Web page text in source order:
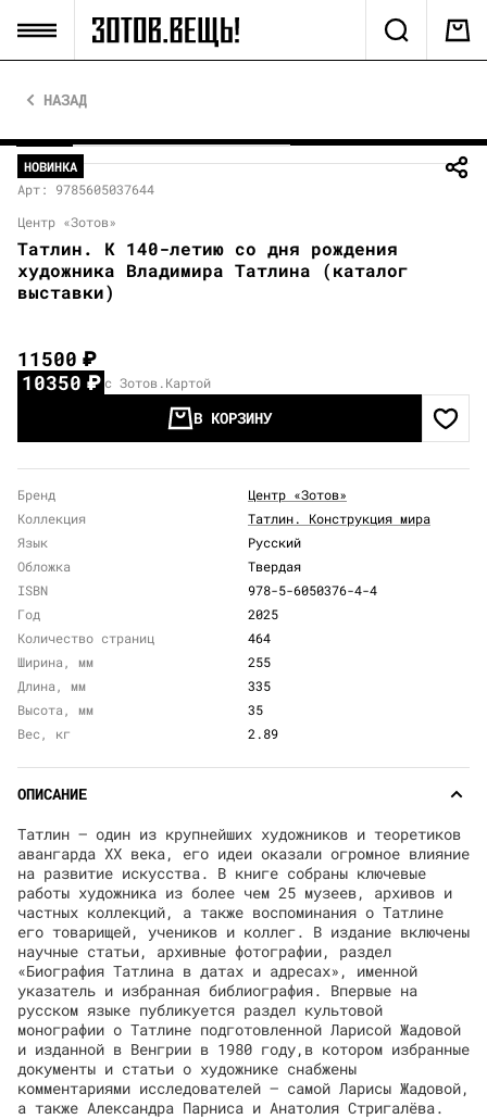
НАЗАД
НОВИНКА
Арт: 9785605037644
Центр «Зотов»
Татлин. К 140-летию со дня рождения
художника Владимира Татлина (каталог
выставки)
11500₽
10350₽ с Зотов.Картой
В КОРЗИНУ
Бренд
Центр «Зотов»
Коллекция
Татлин. Конструкция мира
Язык
Русский
Обложка
Твердая
ISBN
978-5-6050376-4-4
Год
2025
Количество страниц
464
Ширина, мм
255
Длина, мм
335
Высота, мм
35
Вес, кг
2.89
ОПИСАНИЕ
Татлин — один из крупнейших художников и теоретиков
авангарда XX века, его идеи оказали огромное влияние
на развитие искусства. В книге собраны ключевые
работы художника из более чем 25 музеев, архивов и
частных коллекций, а также воспоминания о Татлине
его товарищей, учеников и коллег. В издание включены
научные статьи, архивные фотографии, раздел
«Биография Татлина в датах и адресах», именной
указатель и избранная библиография. Впервые на
русском языке публикуется раздел культовой
монографии о Татлине подготовленной Ларисой Жадовой
и изданной в Венгрии в 1980 году,в котором избранные
документы и статьи о художнике снабжены
комментариями исследователей — самой Ларисы Жадовой,
а также Александра Парниса и Анатолия Стригалёва.